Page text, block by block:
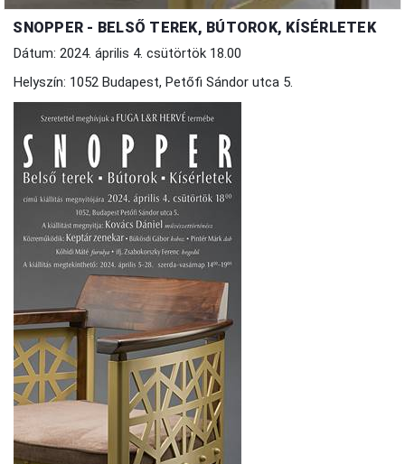
SNOPPER - BELSŐ TEREK, BÚTOROK, KÍSÉRLETEK
Dátum: 2024. április 4. csütörtök 18.00
Helyszín: 1052 Budapest, Petőfi Sándor utca 5.